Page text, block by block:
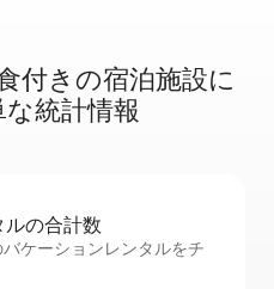
付⁠き⁠の宿⁠泊⁠施⁠設⁠に
統⁠計⁠情⁠報
の合⁠計⁠数
ケーションレンタルをチ